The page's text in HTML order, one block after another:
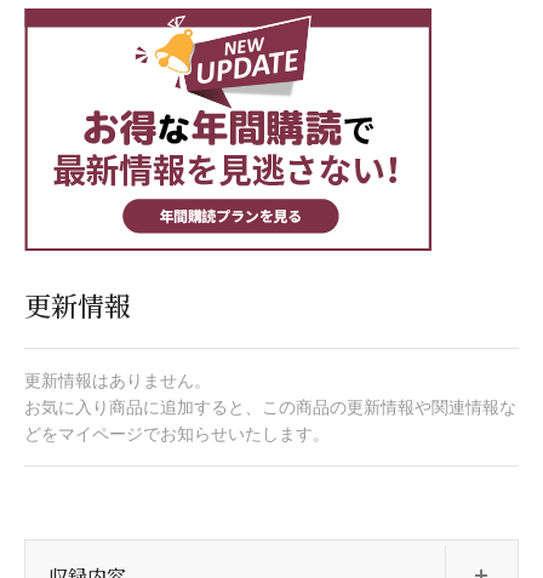
更新情報
更新情報はありません。
お気に入り商品に追加すると、この商品の更新情報や関連情報な
どをマイページでお知らせいたします。